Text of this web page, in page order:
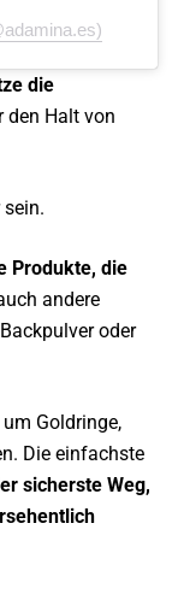
die
den Halt von
Produkte, die
andere
oder
Goldringe,
Die einfachste
sicherste Weg,